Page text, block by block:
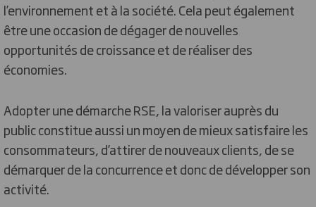
l’environnement et à la société. Cela peut également
être une occasion de dégager de nouvelles
opportunités de croissance et de réaliser des
économies.
Adopter une démarche RSE, la valoriser auprès du
public constitue aussi un moyen de mieux satisfaire les
consommateurs, d’attirer de nouveaux clients, de se
démarquer de la concurrence et donc de développer son
activité.